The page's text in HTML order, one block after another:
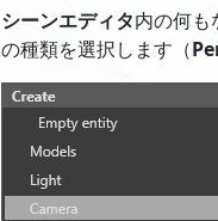
シーンエディタ内の何も
の種類を選択します（